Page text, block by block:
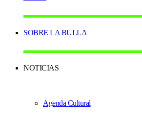
SOBRE LA BULLA
NOTICIAS
Agenda Cultural